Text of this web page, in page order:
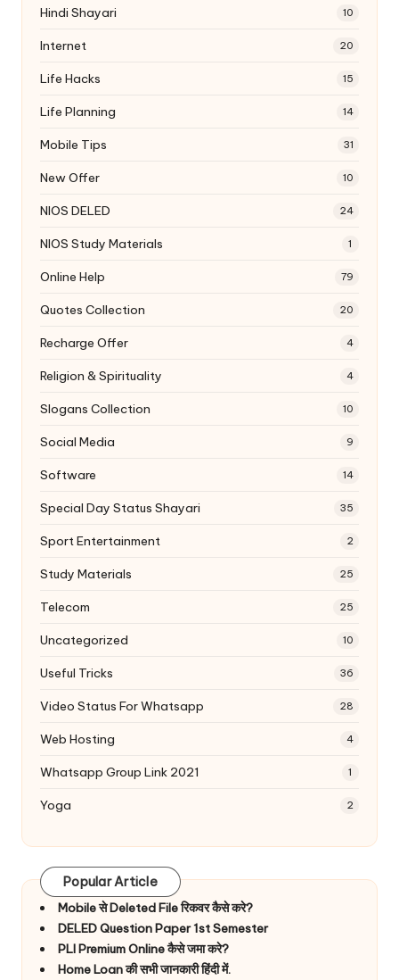
Hindi Shayari 10
Internet 20
Life Hacks 15
Life Planning 14
Mobile Tips 31
New Offer 10
NIOS DELED 24
NIOS Study Materials 1
Online Help 79
Quotes Collection 20
Recharge Offer 4
Religion & Spirituality 4
Slogans Collection 10
Social Media 9
Software 14
Special Day Status Shayari 35
Sport Entertainment 2
Study Materials 25
Telecom 25
Uncategorized 10
Useful Tricks 36
Video Status For Whatsapp 28
Web Hosting 4
Whatsapp Group Link 2021 1
Yoga 2
Popular Article
Mobile से Deleted File रिकवर कैसे करे?
DELED Question Paper 1st Semester
PLI Premium Online कैसे जमा करे?
Home Loan की सभी जानकारी हिंदी में.